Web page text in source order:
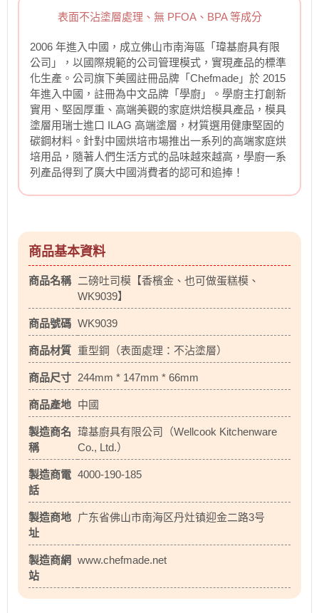
表面不沾塗層處理、無 PFOA、BPA 等成分
2006 年進入中國，成立佛山市南海區「瑋基廚具有限
公司」，以國際規範的公司管理模式，實現產品的標準
化生產。公司旗下美國註冊品牌「Chefmade」於 2015
年進入中國，註冊為中文品牌「學廚」。學廚主打創新
實用、堅固厚重、高端美觀的家庭烘焙模具產品，模具
塗層用瑞士進口 ILAG 高端塗層，材質選用健康堅固的
碳鋼材料。針對中國烘培市場推出一系列的高端家庭烘
培用品，隨著人們生活方式的品味越來越高，學廚一系
列產品得到了廣大中國消費者的認可和追捧！
商品基本資料
商品名稱
二磅吐司模【香檳金、也可做蛋糕模、
WK9039】
商品號碼 WK9039
商品材質 重型鋼（表面處理：不沾塗層）
商品尺寸 244mm * 147mm * 66mm
商品產地 中國
製造商名
稱
瑋基廚具有限公司（Wellcook Kitchenware
Co., Ltd.）
製造商電
話
4000-190-185
製造商地
址
广东省佛山市南海区丹灶镇迎金二路3号
製造商網
站
www.chefmade.net